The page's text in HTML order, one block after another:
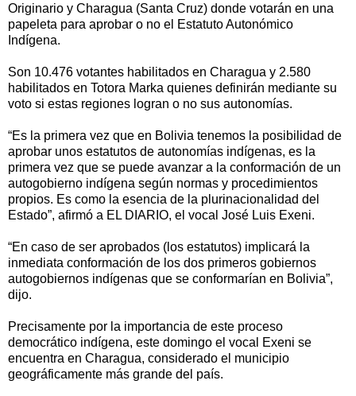
Originario y Charagua (Santa Cruz) donde votarán en una
papeleta para aprobar o no el Estatuto Autonómico
Indígena.
Son 10.476 votantes habilitados en Charagua y 2.580
habilitados en Totora Marka quienes definirán mediante su
voto si estas regiones logran o no sus autonomías.
“Es la primera vez que en Bolivia tenemos la posibilidad de
aprobar unos estatutos de autonomías indígenas, es la
primera vez que se puede avanzar a la conformación de un
autogobierno indígena según normas y procedimientos
propios. Es como la esencia de la plurinacionalidad del
Estado”, afirmó a EL DIARIO, el vocal José Luis Exeni.
“En caso de ser aprobados (los estatutos) implicará la
inmediata conformación de los dos primeros gobiernos
autogobiernos indígenas que se conformarían en Bolivia”,
dijo.
Precisamente por la importancia de este proceso
democrático indígena, este domingo el vocal Exeni se
encuentra en Charagua, considerado el municipio
geográficamente más grande del país.